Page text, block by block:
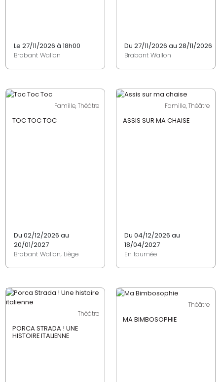
Le 27/11/2026 à 18h00
Brabant Wallon
Du 27/11/2026 au 28/11/2026
Brabant Wallon
Famille, Théâtre
TOC TOC TOC
Du 02/12/2026 au
20/01/2027
Brabant Wallon, Liège
Famille, Théâtre
ASSIS SUR MA CHAISE
Du 04/12/2026 au
18/04/2027
En tournée
Théâtre
PORCA STRADA ! UNE
HISTOIRE ITALIENNE
Théâtre
MA BIMBOSOPHIE